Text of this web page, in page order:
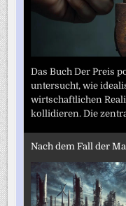
Das Buch Der Preis
untersucht, wie
wirtschaftlichen
kollidieren. Die
Nach dem Fall der